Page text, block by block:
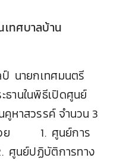
เทศบาลบ้าน
ายกเทศมนตรี
ธานในพิธีเปิดศูนย์
คูหาสวรรค์ จำนวน 3
ด้วย 1. ศูนย์การ
นย์ปฏิบัติการทาง